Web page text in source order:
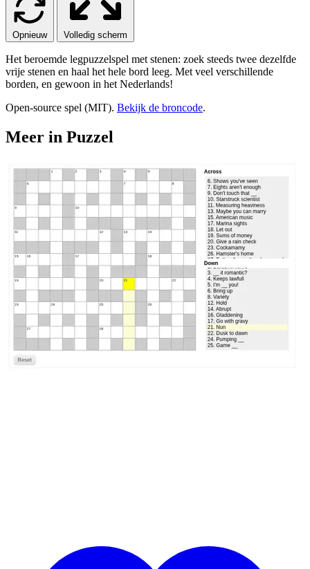
Opnieuw Volledig scherm
Het beroemde legpuzzelspel met stenen: zoek steeds twee dezelfde
vrije stenen en haal het hele bord leeg. Met veel verschillende
borden, en gewoon in het Nederlands!
Open-source spel (MIT). Bekijk de broncode.
Meer in Puzzel